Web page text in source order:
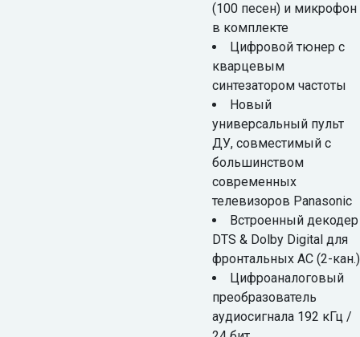
(100 песен) и микрофон
в комплекте
Цифровой тюнер с
кварцевым
синтезатором частоты
Новый
универсальный пульт
ДУ, совместимый с
большинством
современных
телевизоров Panasonic
Встроенный декодер
DTS & Dolby Digital для
фронтальных АС (2-кан.)
Цифроаналоговый
преобразователь
аудиосигнала 192 кГц /